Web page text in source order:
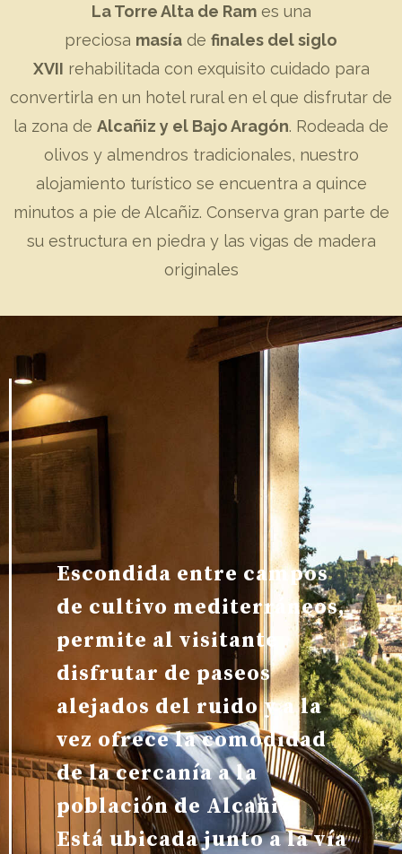
La Torre Alta de Rames una
preciosa masía de finales del siglo
XVII rehabilitada con exquisito cuidado para
convertirla en un hotel rural en el que disfrutar de
la zona de Alcañiz y el Bajo Aragón. Rodeada de
olivos y almendros tradicionales, nuestro
alojamiento turístico se encuentra a quince
minutos a pie de Alcañiz. Conserva gran parte de
su estructura en piedra y las vigas de madera
originales
Escondida entre campos
de cultivo mediterráneos,
permite al visitante
disfrutar de paseos
alejados del ruido y a la
vez ofrece la comodidad
de la cercanía a la
población de Alcañiz.
Está ubicada junto a la vía